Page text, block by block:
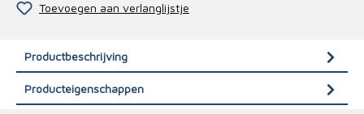
Toevoegen aan verlanglijstje
Productbeschrijving
Producteigenschappen